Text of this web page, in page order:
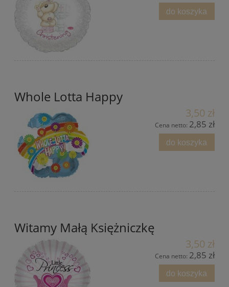
do koszyka
Whole Lotta Happy
3,50 zł
Cena netto: 2,85 zł
do koszyka
Witamy Małą Księżniczkę
3,50 zł
Cena netto: 2,85 zł
do koszyka